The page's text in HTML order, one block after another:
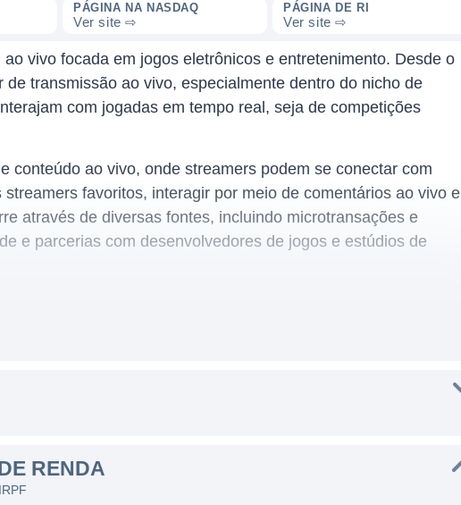
PÁGINA NA NASDAQ
Ver site ⇨
PÁGINA DE RI
Ver site ⇨
vivo focada em jogos eletrônicos e entretenimento. Desde o
transmissão ao vivo, especialmente dentro do nicho de
com jogadas em tempo real, seja de competições
conteúdo ao vivo, onde streamers podem se conectar com
favoritos, interagir por meio de comentários ao vivo e
através de diversas fontes, incluindo microtransações e
e parcerias com desenvolvedores de jogos e estúdios de
de crescimento mais acelerado da indústria do
uma das principais plataformas na China. Sua base de
empresa não só atraia streamers renomados, mas também
se juntarem à plataforma.
de jogos é um dos maiores do mundo, e a cultura de
se destaca por sua facilidade de uso e pela variedade de
RENDA